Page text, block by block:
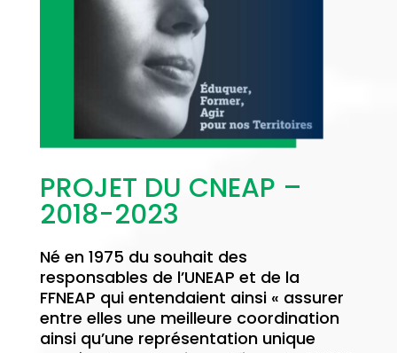
PROJET DU CNEAP –
2018-2023
Né en 1975 du souhait des
responsables de l’UNEAP et de la
FFNEAP qui entendaient ainsi « assurer
entre elles une meilleure coordination
ainsi qu’une représentation unique